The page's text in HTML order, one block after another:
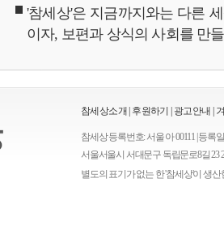
'참세상'은 지금까지와는 다른
이자, 보편과 상식의 사회를 만
참세상소개 후원하기 광고안내
참세상 등록번호: 서울 아 00111 | 등록
서울서울시 서대문구 독립문로8길 23
별도의 표기가 없는 한 '참세상'이 생